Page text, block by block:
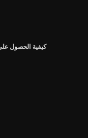
كيفية الحصول